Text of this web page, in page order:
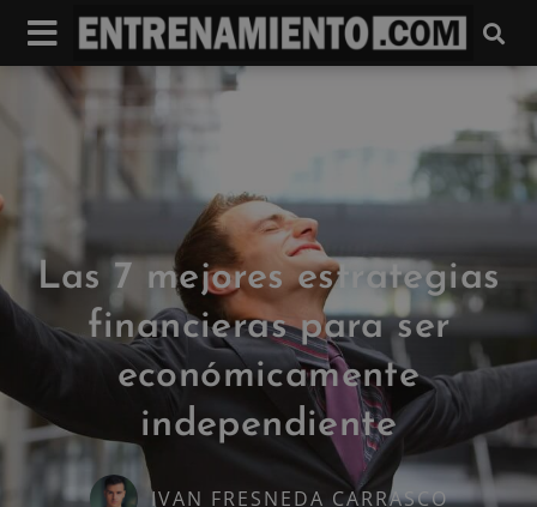
Las 7 mejores estrategias
financieras para ser
económicamente
independiente
IVAN FRESNEDA CARRASCO